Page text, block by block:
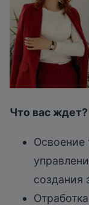
Что вас ждет?
Освоение
создания